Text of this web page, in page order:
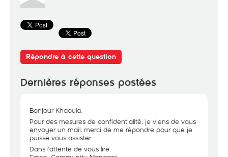
Répondre à cette question
Dernières réponses postées
Bonjour Khaoula,
Pour des mesures de confidentialité, je viens de vous
envoyer un mail, merci de me répondre pour que je
puisse vous assister.
Dans l'attente de vous lire.